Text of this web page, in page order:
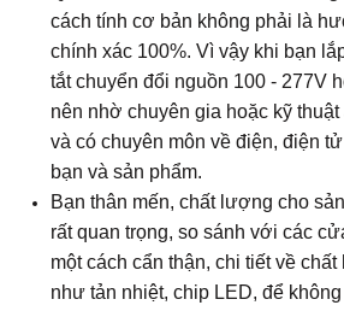
cách tính cơ bản không phải là
chính xác 100%. Vì vậy khi bạn
tắt chuyển đổi nguồn 100 - 277V
nên nhờ chuyên gia hoặc kỹ
và có chuyên môn về điện, điện
bạn và sản phẩm.
Bạn thân mến, chất lượng cho
rất quan trọng, so sánh với các
một cách cẩn thận, chi tiết về
như tản nhiệt, chip LED, để